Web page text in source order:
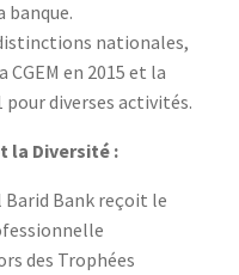
nationales,
CGEM en 2015 et la
diverses activités.
la Diversité :
Barid Bank reçoit le
des Trophées